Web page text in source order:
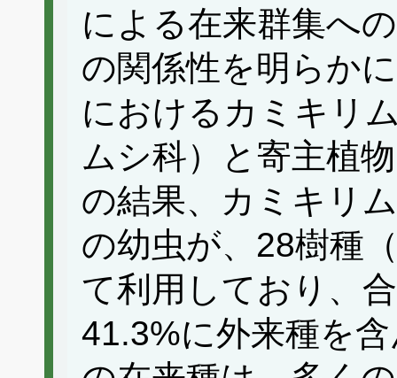
による在来群集へ
の関係性を明らか
におけるカミキリ
ムシ科）と寄主植
の結果、カミキリ
の幼虫が、28樹種
て利用しており、
41.3%に外来種を